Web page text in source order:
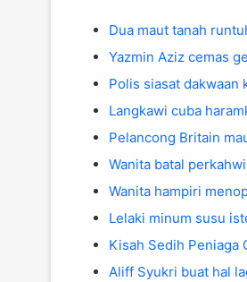
Dua maut tanah
Yazmin Aziz cemas
Polis siasat dakwaan
Langkawi cuba
Pelancong Britain
Wanita batal
Wanita hampiri
Lelaki minum susu
Kisah Sedih Peniaga
Aliff Syukri buat hal